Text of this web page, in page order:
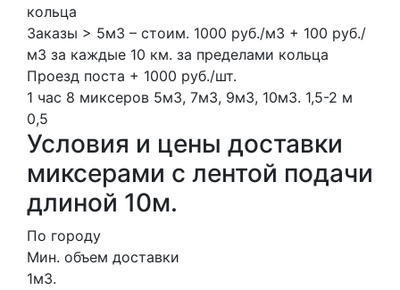
кольца
Заказы > 5м3 – стоим. 1000 руб./м3 + 100 руб./
м3 за каждые 10 км. за пределами кольца
Проезд поста + 1000 руб./шт.
1 час 8 миксеров 5м3, 7м3, 9м3, 10м3. 1,5-2 м
0,5
Условия и цены доставки
миксерами с лентой подачи
длиной 10м.
По городу
Мин. объем доставки
1м3.